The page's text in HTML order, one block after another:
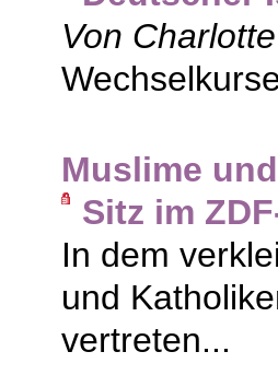
Von
Muslime
Sitz im
In dem
und
vertreten...